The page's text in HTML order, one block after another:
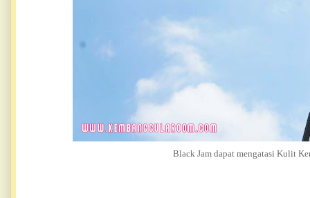
Black Jam dapat mengatasi Kulit